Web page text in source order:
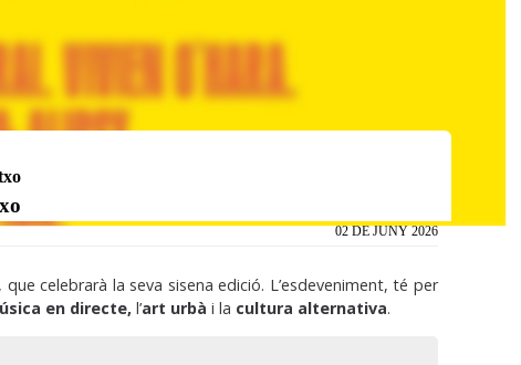
02 DE JUNY 2026
celebrarà la seva sisena edició. L’esdeveniment, té per
en directe, l’art urbà i la cultura alternativa.